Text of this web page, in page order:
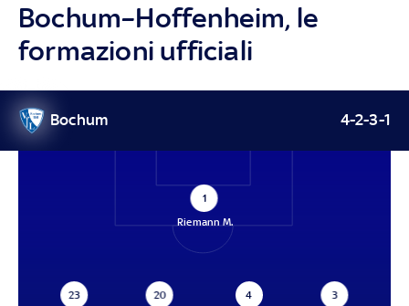
Bochum–Hoffenheim, le
formazioni ufficiali
Bochum 4-2-3-1
1
Riemann M.
23
20
4
3